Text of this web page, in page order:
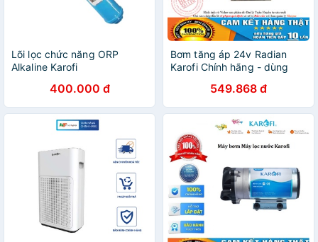
Lõi lọc chức năng ORP
Alkaline Karofi
400.000 đ
Bơm tăng áp 24v Radian
Karofi Chính hãng - dùng
phun sương549.868 đ